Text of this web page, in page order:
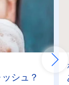
シュ？